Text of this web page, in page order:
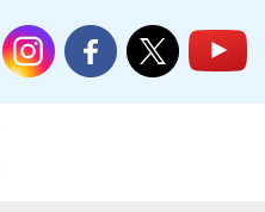
結城市公式LINE結城市公式Instagram
結城市公式Facebook
結城市公式